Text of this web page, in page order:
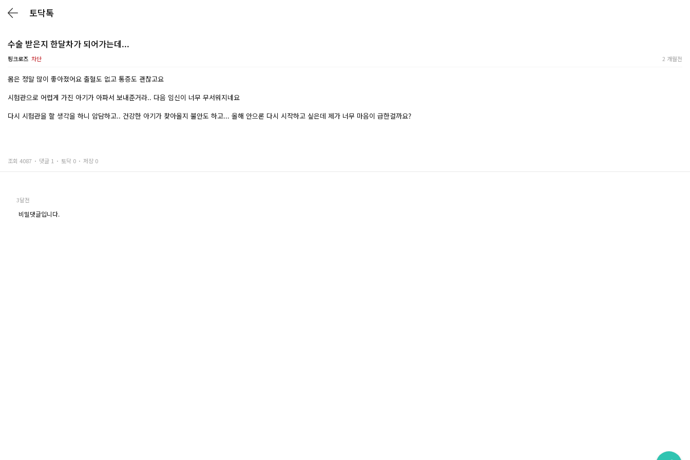
토닥톡
수술 받은지 한달차가 되어가는데...
핑크로즈 차단 2 개월전
몸은 정말 많이 좋아졌어요 출혈도 없고 통증도 괜찮고요
시험관으로 어렵게 가진 아기가 아파서 보내준거라.. 다음 임신이 너무 무서워지네요
다시 시험관을 할 생각을 하니 암담하고.. 건강한 아기가 찾아올지 불안도 하고... 올해 안으론 다시 시작하고 싶은데 제가 너무 마음이 급한걸까요?
조회 4087 댓글 1 토닥 0 저장 0
3달전
비밀댓글입니다.